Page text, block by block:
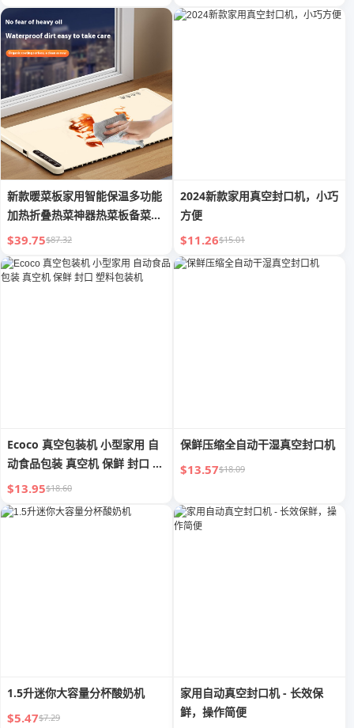
新款暖菜板家用智能保温多功能
加热折叠热菜神器热菜板备菜保
温板
$39.75$87.32
2024新款家用真空封口机，小巧
方便
$11.26$15.01
Ecoco 真空包装机 小型家用 自
动食品包装 真空机 保鲜 封口 塑
料包装机
$13.95$18.60
保鲜压缩全自动干湿真空封口机
$13.57$18.09
1.5升迷你大容量分杯酸奶机
$5.47$7.29
家用自动真空封口机 - 长效保
鲜，操作简便